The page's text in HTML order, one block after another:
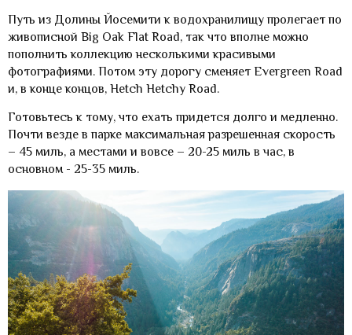
Путь из Долины Йосемити к водохранилищу пролегает по
живописной Big Oak Flat Road, так что вполне можно
пополнить коллекцию несколькими красивыми
фотографиями. Потом эту дорогу сменяет Evergreen Road
и, в конце концов, Hetch Hetchy Road.
Готовьтесь к тому, что ехать придется долго и медленно.
Почти везде в парке максимальная разрешенная скорость
– 45 миль, а местами и вовсе – 20-25 миль в час, в
основном - 25-35 миль.